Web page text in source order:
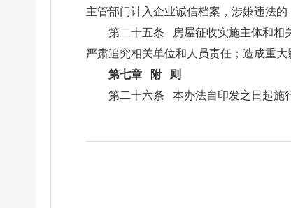
主管部门计入企业诚信档案，涉嫌违法的
第二十五条 房屋征收实施主体和相
严肃追究相关单位和人员责任；造成重
第七章 附 则
第二十六条 本办法自印发之日起施